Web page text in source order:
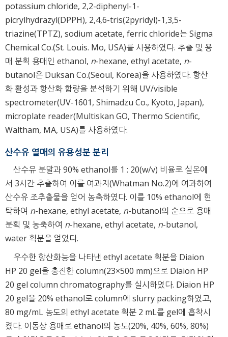
potassium chloride, 2,2-diphenyl-1-
picrylhydrazyl(DPPH), 2,4,6-tris(2pyridyl)-1,3,5-
triazine(TPTZ), sodium acetate, ferric chloride는 Sigma
Chemical Co.(St. Louis. Mo, USA)를 사용하였다. 추출 및 용
매 분획 용매인 ethanol, n-hexane, ethyl acetate, n-
butanol은 Duksan Co.(Seoul, Korea)을 사용하였다. 항산
화 활성과 항산화 함량을 분석하기 위해 UV/visible
spectrometer(UV-1601, Shimadzu Co., Kyoto, Japan),
microplate reader(Multiskan GO, Thermo Scientific,
Waltham, MA, USA)를 사용하였다.
산수유 열매의 유용성분 분리
산수유 분말과 90% ethanol를 1 : 20(w/v) 비율로 실온에
서 3시간 추출하여 이를 여과지(Whatman No.2)에 여과하여
산수유 조추출물을 얻어 농축하였다. 이를 10% ethanol에 현
탁하여 n-hexane, ethyl acetate, n-butanol의 순으로 용매
분획 및 농축하여 n-hexane, ethyl acetate, n-butanol,
water 획분을 얻었다.
우수한 항산화능을 나타낸 ethyl acetate 획분을 Diaion
HP 20 gel을 충진한 column(23×500 mm)으로 Diaion HP
20 gel column chromatography를 실시하였다. Diaion HP
20 gel을 20% ethanol로 column에 slurry packing하였고,
80 mg/mL 농도의 ethyl acetate 획분 2 mL를 gel에 흡착시
켰다. 이동상 용매로 ethanol의 농도(20%, 40%, 60%, 80%)